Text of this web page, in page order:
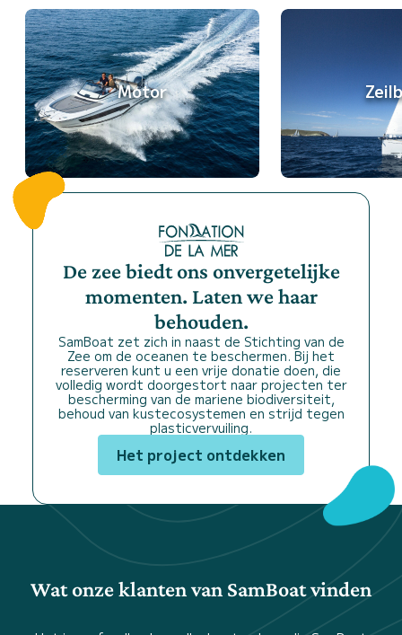
Motor
De zee biedt ons onvergetelijke
momenten. Laten we haar
behouden.
SamBoat zet zich in naast de Stichting van de
Zee om de oceanen te beschermen. Bij het
reserveren kunt u een vrije donatie doen, die
volledig wordt doorgestort naar projecten ter
bescherming van de mariene biodiversiteit,
behoud van kustecosystemen en strijd tegen
plasticvervuiling.
Het project ontdekken
Wat onze klanten van SamBoat vinden